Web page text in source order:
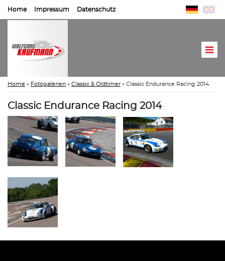
Home Impressum Datenschutz
Home » Fotogalerien » Classic & Oldtimer » Classic Endurance Racing 2014
Classic Endurance Racing 2014